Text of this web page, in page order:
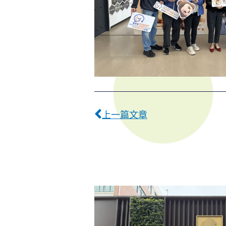
Prev
上一篇文章